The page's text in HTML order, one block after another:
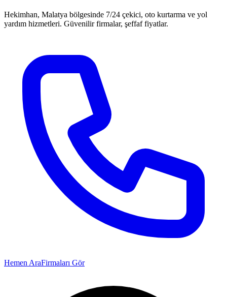
Hekimhan, Malatya bölgesinde 7/24 çekici, oto kurtarma ve yol
yardım hizmetleri. Güvenilir firmalar, şeffaf fiyatlar.
Hemen AraFirmaları Gör